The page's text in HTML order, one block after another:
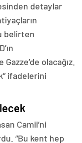
detaylar
belirten
olacağız.
ifadelerini
Camii’ni
“Bu kent hep